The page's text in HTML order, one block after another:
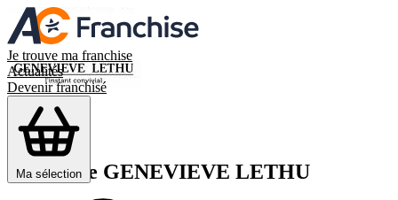
Je trouve ma franchise
Actualités
Devenir franchisé
Ma sélection
Franchise GENEVIEVE LETHU